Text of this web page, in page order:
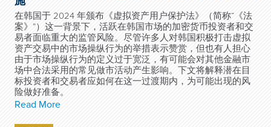
在韩国于 2024 年颁布《虚拟资产用户保护法》（简称“《法
案》”）这一背景下，活跃在韩国市场的加密货币投资者和交
易者面临重大的监管风险。尽管许多人对韩国积极打击虚拟
资产交易中的市场操纵行为的举措表示赞赏，但也有人担心
由于市场操纵行为的定义过于宽泛，有可能会对其他金融市
场中合法采用的常见做市活动产生影响。下文将解释潜在目
标投资者和交易者应如何在这一过渡期内，为可能出现的风
险做好准备。
Read More